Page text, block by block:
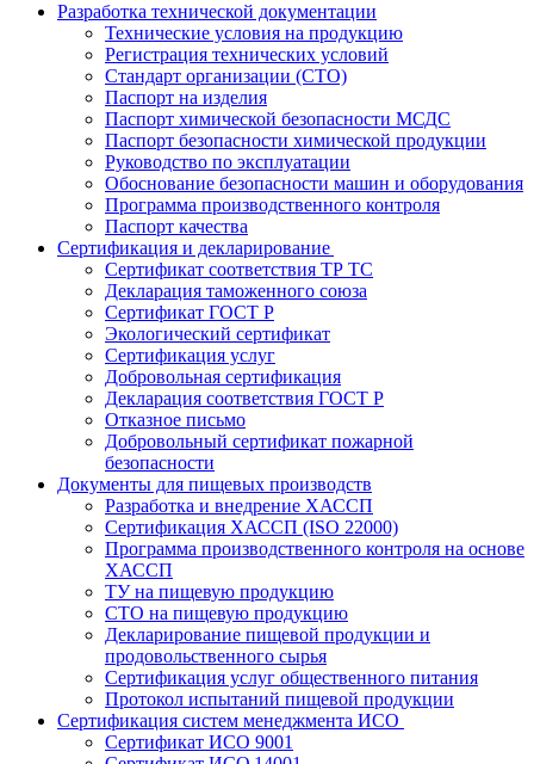
Разработка технической документации
Технические условия на продукцию
Регистрация технических условий
Стандарт организации (СТО)
Паспорт на изделия
Паспорт химической безопасности МСДС
Паспорт безопасности химической продукции
Руководство по эксплуатации
Обоснование безопасности машин и оборудования
Программа производственного контроля
Паспорт качества
Сертификация и декларирование
Сертификат соответствия ТР ТС
Декларация таможенного союза
Сертификат ГОСТ Р
Экологический сертификат
Сертификация услуг
Добровольная сертификация
Декларация соответствия ГОСТ Р
Отказное письмо
Добровольный сертификат пожарной
безопасности
Документы для пищевых производств
Разработка и внедрение ХАССП
Сертификация ХАССП (ISO 22000)
Программа производственного контроля на основе
ХАССП
ТУ на пищевую продукцию
СТО на пищевую продукцию
Декларирование пищевой продукции и
продовольственного сырья
Сертификация услуг общественного питания
Протокол испытаний пищевой продукции
Сертификация систем менеджмента ИСО
Сертификат ИСО 9001